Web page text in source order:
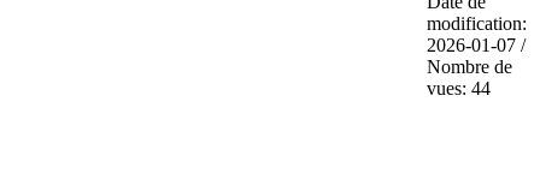
modification:
2026-01-07 /
Nombre de
vues: 44